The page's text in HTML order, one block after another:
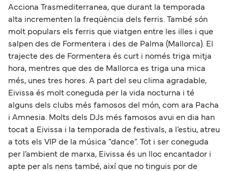
Acciona Trasmediterranea, que durant la temporada
alta incrementen la freqüència dels ferris. També són
molt populars els ferris que viatgen entre les illes i que
salpen des de Formentera i des de Palma (Mallorca). El
trajecte des de Formentera és curt i només triga mitja
hora, mentres que des de Mallorca es triga una mica
més, unes tres hores. A part del seu clima agradable,
Eivissa és molt coneguda per la vida nocturna i té
alguns dels clubs més famosos del món, com ara Pacha
i Amnesia. Molts dels DJs més famosos avui en dia han
tocat a Eivissa i la temporada de festivals, a l’estiu, atreu
a tots els VIP de la música “dance”. Tot i ser coneguda
per l’ambient de marxa, Eivissa és un lloc encantador i
apte per als nens també, així que no tinguis por de